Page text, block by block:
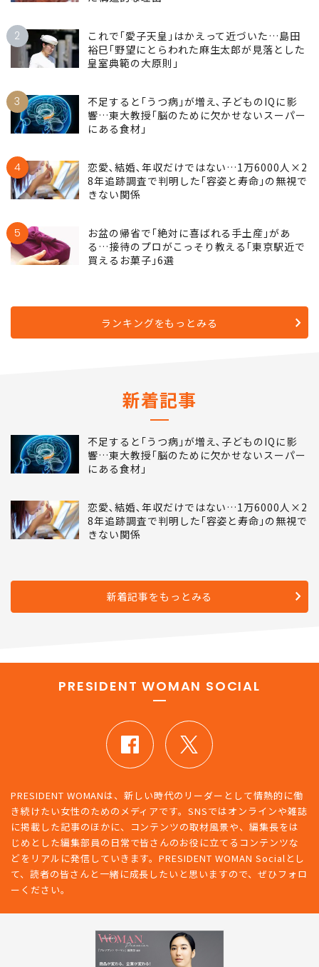
2
これで｢愛子天皇｣はかえって近づいた…島田
裕巳｢野望にとらわれた麻生太郎が見落とした
皇室典範の大原則｣
3
不足すると｢うつ病｣が増え､子どものIQに影
響…東大教授｢脳のために欠かせないスーパー
にある食材｣
4
恋愛､結婚､年収だけではない…1万6000人×2
8年追跡調査で判明した｢容姿と寿命｣の無視で
きない関係
5
お盆の帰省で｢絶対に喜ばれる手土産｣があ
る…接待のプロがこっそり教える｢東京駅近で
買えるお菓子｣6選
ランキングをもっとみる
新着記事
不足すると｢うつ病｣が増え､子どものIQに影
響…東大教授｢脳のために欠かせないスーパー
にある食材｣
恋愛､結婚､年収だけではない…1万6000人×2
8年追跡調査で判明した｢容姿と寿命｣の無視で
きない関係
新着記事をもっとみる
PRESIDENT WOMAN SOCIAL
PRESIDENT WOMANは、新しい時代のリーダーとして情熱的に働
き続けたい女性のためのメディアです。SNSではオンラインや雑誌
に掲載した記事のほかに、コンテンツの取材風景や、編集長をは
じめとした編集部員の日常で皆さんのお役に立てるコンテンツな
どをリアルに発信していきます。PRESIDENT WOMAN Socialとし
て、読者の皆さんと一緒に成長したいと思いますので、ぜひフォロ
ーください。